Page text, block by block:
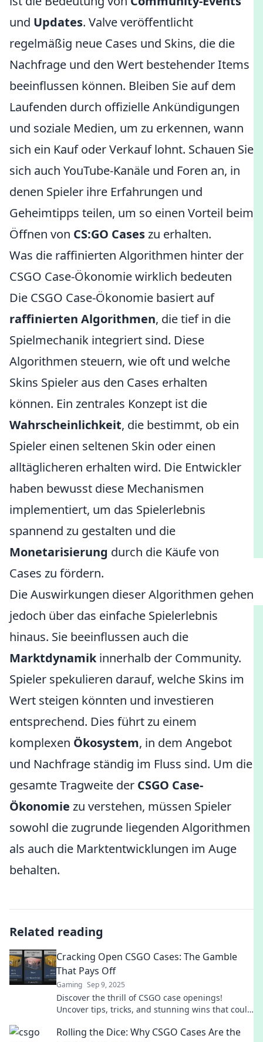
und Updates. Valve veröffentlicht
regelmäßig neue Cases und Skins, die die
Nachfrage und den Wert bestehender Items
beeinflussen können. Bleiben Sie auf dem
Laufenden durch offizielle Ankündigungen
und soziale Medien, um zu erkennen, wann
sich ein Kauf oder Verkauf lohnt. Schauen Sie
sich auch YouTube-Kanäle und Foren an, in
denen Spieler ihre Erfahrungen und
Geheimtipps teilen, um so einen Vorteil beim
Öffnen von CS:GO Caseszu erhalten.
Was die raffinierten Algorithmen hinter der
CSGO Case-Ökonomie wirklich bedeuten
Die CSGO Case-Ökonomie basiert auf
raffinierten Algorithmen, die tief in die
Spielmechanik integriert sind. Diese
Algorithmen steuern, wie oft und welche
Skins Spieler aus den Cases erhalten
können. Ein zentrales Konzept ist die
Wahrscheinlichkeit, die bestimmt, ob ein
Spieler einen seltenen Skin oder einen
alltäglicheren erhalten wird. Die Entwickler
haben bewusst diese Mechanismen
implementiert, um das Spielerlebnis
spannend zu gestalten und die
Monetarisierung durch die Käufe von
Cases zu fördern.
Die Auswirkungen dieser Algorithmen gehen
jedoch über das einfache Spielerlebnis
hinaus. Sie beeinflussen auch die
Marktdynamikinnerhalb der Community.
Spieler spekulieren darauf, welche Skins im
Wert steigen könnten und investieren
entsprechend. Dies führt zu einem
komplexen Ökosystem, in dem Angebot
und Nachfrage ständig im Fluss sind. Um die
gesamte Tragweite der CSGO Case-
Ökonomie zu verstehen, müssen Spieler
sowohl die zugrunde liegenden Algorithmen
als auch die Marktentwicklungen im Auge
behalten.
Related reading
Cracking Open CSGO Cases: The Gamble
That Pays Off
Gaming Sep 9, 2025
Discover the thrill of CSGO case openings!
Uncover tips, tricks, and stunning wins that could
Rolling the Dice: Why CSGO Cases Are the